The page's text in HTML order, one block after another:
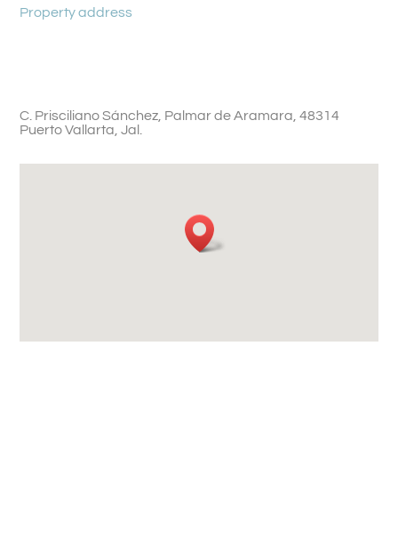
Property address
C. Prisciliano Sánchez, Palmar de Aramara, 48314
Puerto Vallarta, Jal.